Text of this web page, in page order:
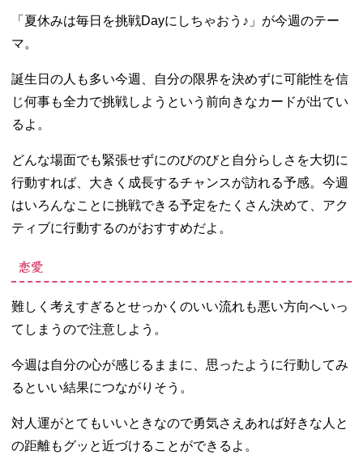
「夏休みは毎日を挑戦Dayにしちゃおう♪」が今週のテー
マ。
誕生日の人も多い今週、自分の限界を決めずに可能性を信
じ何事も全力で挑戦しようという前向きなカードが出てい
るよ。
どんな場面でも緊張せずにのびのびと自分らしさを大切に
行動すれば、大きく成長するチャンスが訪れる予感。今週
はいろんなことに挑戦できる予定をたくさん決めて、アク
ティブに行動するのがおすすめだよ。
恋愛
難しく考えすぎるとせっかくのいい流れも悪い方向へいっ
てしまうので注意しよう。
今週は自分の心が感じるままに、思ったように行動してみ
るといい結果につながりそう。
対人運がとてもいいときなので勇気さえあれば好きな人と
の距離もグッと近づけることができるよ。